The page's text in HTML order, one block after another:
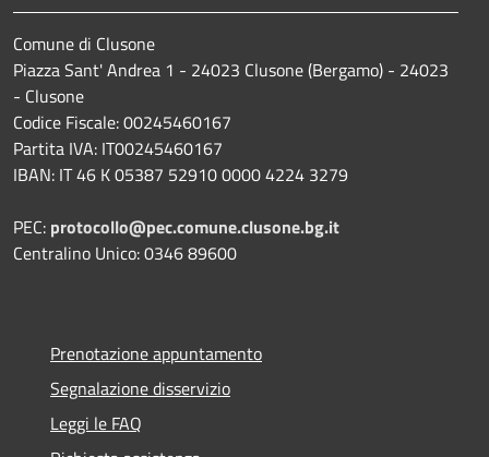
Comune di Clusone
Piazza Sant' Andrea 1 - 24023 Clusone (Bergamo) - 24023
- Clusone
Codice Fiscale: 00245460167
Partita IVA: IT00245460167
IBAN: IT 46 K 05387 52910 0000 4224 3279
PEC: protocollo@pec.comune.clusone.bg.it
Centralino Unico: 0346 89600
Prenotazione appuntamento
Segnalazione disservizio
Leggi le FAQ